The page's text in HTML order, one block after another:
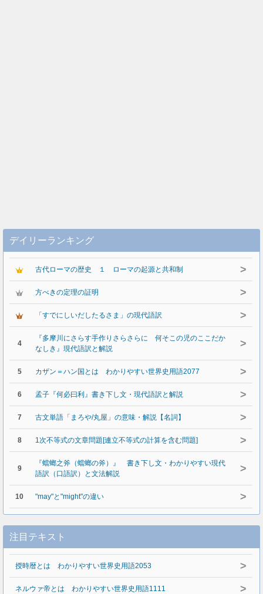
デイリーランキング
古代ローマの歴史 １ ローマの起源と共和制 >
方べきの定理の証明 >
「すでにしいだしたるさま」の現代語訳 >
4
『多摩川にさらす手作りさらさらに 何そこの児のここだか
なしき』現代語訳と解説
>
5 カザン＝ハン国とは わかりやすい世界史用語2077 >
6 孟子『何必曰利』書き下し文・現代語訳と解説 >
7 古文単語「まろや/丸屋」の意味・解説【名詞】 >
8 1次不等式の文章問題[連立不等式の計算を含む問題] >
9
『蟷螂之斧（蟷螂の斧）』 書き下し文・わかりやすい現代
語訳（口語訳）と文法解説
>
10 "may"と"might"の違い >
注目テキスト
授時暦とは わかりやすい世界史用語2053 >
ネルウァ帝とは わかりやすい世界史用語1111 >